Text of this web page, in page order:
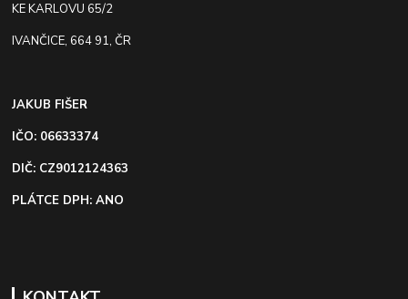
KE KARLOVU 65/2
IVANČICE, 664 91, ČR
JAKUB FIŠER
IČO: 06633374
DIČ: CZ9012124363
PLÁTCE DPH: ANO